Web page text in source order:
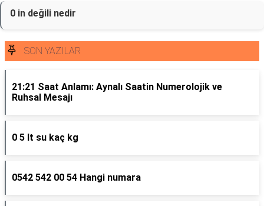
0 in değili nedir
SON YAZILAR
21:21 Saat Anlamı: Aynalı Saatin Numerolojik ve
Ruhsal Mesajı
0 5 lt su kaç kg
0542 542 00 54 Hangi numara